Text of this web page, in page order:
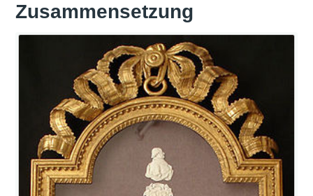
Zusammensetzung